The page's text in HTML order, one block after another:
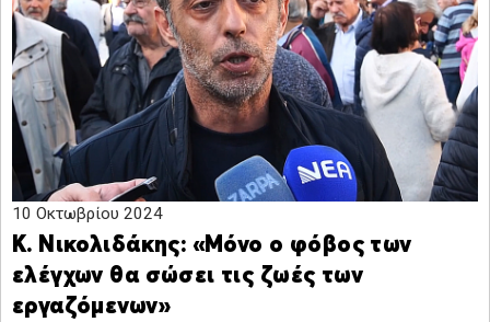
10 Οκτωβρίου 2024
Κ. Νικολιδάκης: «Μόνο ο φόβος των
ελέγχων θα σώσει τις ζωές των
εργαζόμενων»